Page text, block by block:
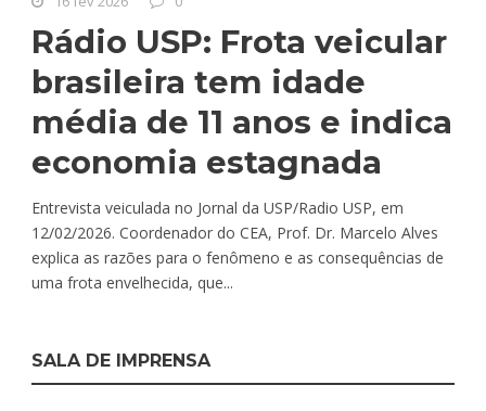
Rádio USP: Frota veicular
brasileira tem idade
média de 11 anos e indica
economia estagnada
Entrevista veiculada no Jornal da USP/Radio USP, em
12/02/2026. Coordenador do CEA, Prof. Dr. Marcelo Alves
explica as razões para o fenômeno e as consequências de
uma frota envelhecida, que...
SALA DE IMPRENSA